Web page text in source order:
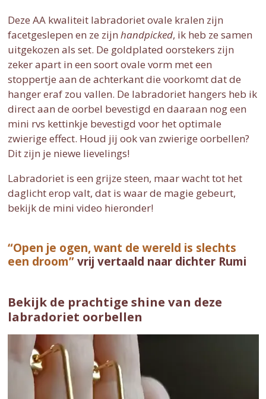
Deze AA kwaliteit labradoriet ovale kralen zijn
facetgeslepen en ze zijn handpicked, ik heb ze samen
uitgekozen als set. De goldplated oorstekers zijn
zeker apart in een soort ovale vorm met een
stoppertje aan de achterkant die voorkomt dat de
hanger eraf zou vallen. De labradoriet hangers heb ik
direct aan de oorbel bevestigd en daaraan nog een
mini rvs kettinkje bevestigd voor het optimale
zwierige effect. Houd jij ook van zwierige oorbellen?
Dit zijn je niewe lievelings!
Labradoriet is een grijze steen, maar wacht tot het
daglicht erop valt, dat is waar de magie gebeurt,
bekijk de mini video hieronder!
“Open je ogen, want de wereld is slechts
een droom”vrij vertaald naar dichter Rumi
Bekijk de prachtige shine van deze
labradoriet oorbellen